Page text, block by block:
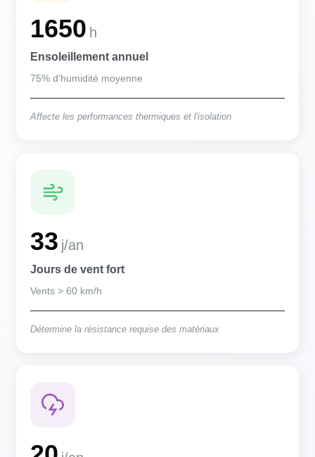
1650 h
Ensoleillement annuel
75% d'humidité moyenne
Affecte les performances thermiques et l'isolation
33 j/an
Jours de vent fort
Vents > 60 km/h
Détermine la résistance requise des matériaux